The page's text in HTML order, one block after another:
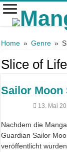
Home » Genre »
Slice of Life
Sailor
13. Mai
Nachdem die
Guardian Sailor
veröffentlicht